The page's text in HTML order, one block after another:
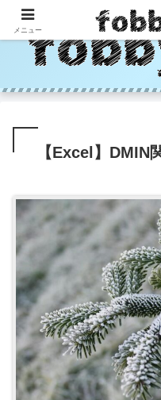
【Excel】DMIN
メニュー